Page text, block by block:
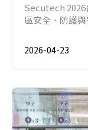
Secutech 2026
區安全、防護
2026-04-23